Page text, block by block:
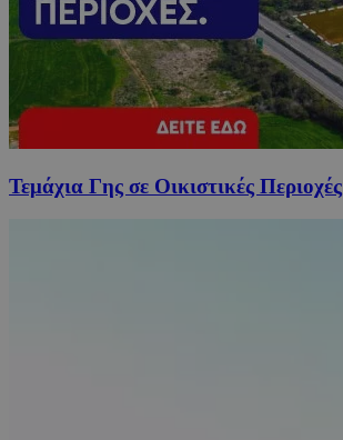
Τεμάχια Γης σε Οικιστικές Περιοχές